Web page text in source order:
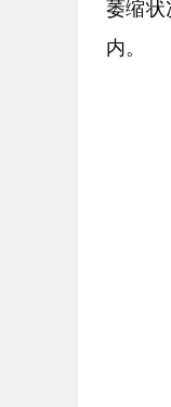
萎缩状
内。